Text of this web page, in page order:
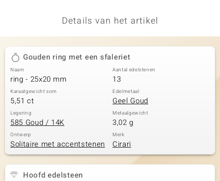
Details van het artikel
Gouden ring met een sfaleriet
Naam
ring - 25x20 mm
Aantal edelstenen
13
Karaatgewicht som
5,51 ct
Edelmetaal
Geel Goud
Legering
585 Goud / 14K
Metaalgewicht
3,02 g
Ontwerp
Solitaire met accentstenen
Merk
Cirari
Hoofd edelsteen